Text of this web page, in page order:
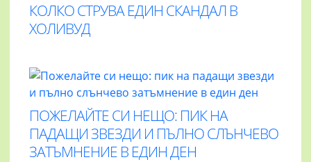
КОЛКО СТРУВА ЕДИН СКАНДАЛ В
ХОЛИВУД
ПОЖЕЛАЙТЕ СИ НЕЩО: ПИК НА
ПАДАЩИ ЗВЕЗДИ И ПЪЛНО СЛЪНЧЕВО
ЗАТЪМНЕНИЕ В ЕДИН ДЕН